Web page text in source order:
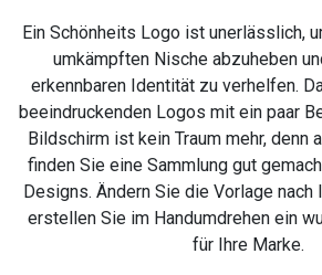
Ein Schönheits Logo ist unerlässlich,
umkämpften Nische abzuheben
erkennbaren Identität zu verhelfen.
beeindruckenden Logos mit ein paar
Bildschirm ist kein Traum mehr, denn
finden Sie eine Sammlung gut
Designs. Ändern Sie die Vorlage nach
erstellen Sie im Handumdrehen ein
für Ihre Marke.